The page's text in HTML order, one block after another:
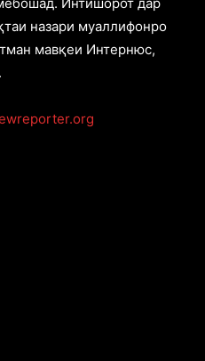
назари муаллифонро
мавқеи Интернюс,